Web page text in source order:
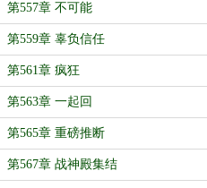
第557章 不可能
第559章 辜负信任
第561章 疯狂
第563章 一起回
第565章 重磅推断
第567章 战神殿集结